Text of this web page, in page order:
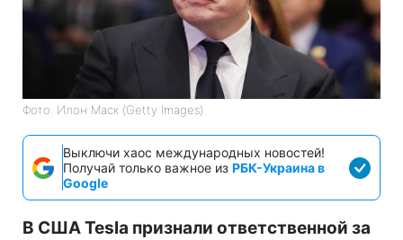
Фото: Илон Маск (Getty Images)
Выключи хаос международных новостей!
Получай только важное из РБК-Украина в
Google
В США Tesla признали ответственной за